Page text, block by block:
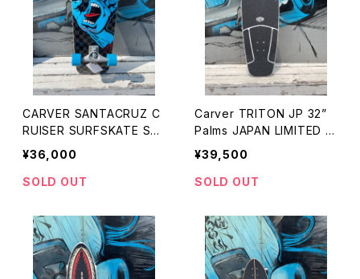
CARVER SANTACRUZ C
RUISER SURFSKATE SC
REAMING HAND CHECK
¥36,000
SOLD OUT
Carver TRITON JP 32”
Palms JAPAN LIMITED M
ODEL
¥39,500
SOLD OUT